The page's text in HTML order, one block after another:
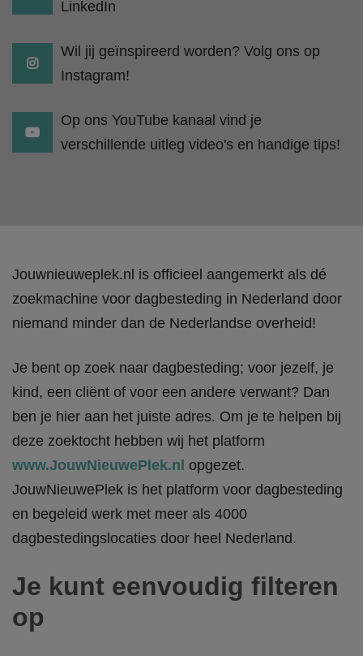
LinkedIn
Wil jij geïnspireerd worden? Volg ons op
Instagram!
Op ons YouTube kanaal vind je
verschillende uitleg video's en handige tips!
Jouwnieuweplek.nl is officieel aangemerkt als dé
zoekmachine voor dagbesteding in Nederland door
niemand minder dan de Nederlandse overheid!
Je bent op zoek naar dagbesteding; voor jezelf, je
kind, een cliënt of voor een andere verwant? Dan
ben je hier aan het juiste adres. Om je te helpen bij
deze zoektocht hebben wij het platform
www.JouwNieuwePlek.nl opgezet.
JouwNieuwePlek is het platform voor dagbesteding
en begeleid werk met meer als 4000
dagbestedingslocaties door heel Nederland.
Je kunt eenvoudig filteren
op